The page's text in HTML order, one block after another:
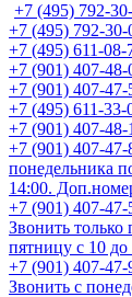
+7 (495) 792-
+7 (495) 792-30-
+7 (495) 611-08-
+7 (901) 407-48-
+7 (901) 407-47-
+7 (495) 611-33-
+7 (901) 407-48-
+7 (901) 407-47-
понедельника
14:00.
+7 (901) 407-47-
Звонить только
пятницу с 10 до
+7 (901) 407-47-
Звонить с